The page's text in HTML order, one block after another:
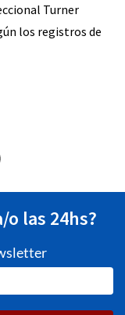
Turner
los registros de
las 24hs?